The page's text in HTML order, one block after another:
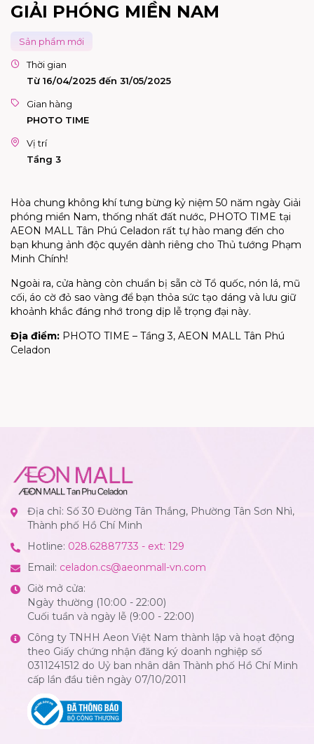
GIẢI PHÓNG MIỀN NAM
Sản phẩm mới
Thời gian
Từ 16/04/2025 đến 31/05/2025
Gian hàng
PHOTO TIME
Vị trí
Tầng 3
Hòa chung không khí tưng bừng kỷ niệm 50 năm ngày Giải
phóng miền Nam, thống nhất đất nước, PHOTO TIME tại
AEON MALL Tân Phú Celadon rất tự hào mang đến cho
bạn khung ảnh độc quyền dành riêng cho Thủ tướng Phạm
Minh Chính!
Ngoài ra, cửa hàng còn chuẩn bị sẵn cờ Tổ quốc, nón lá, mũ
cối, áo cờ đỏ sao vàng để bạn thỏa sức tạo dáng và lưu giữ
khoảnh khắc đáng nhớ trong dịp lễ trọng đại này.
Địa điểm: PHOTO TIME – Tầng 3, AEON MALL Tân Phú
Celadon
Địa chỉ: Số 30 Đường Tân Thắng, Phường Tân Sơn Nhì,
Thành phố Hồ Chí Minh
Hotline: 028.62887733 - ext: 129
Email: celadon.cs@aeonmall-vn.com
Giờ mở cửa:
Ngày thường (10:00 - 22:00)
Cuối tuần và ngày lễ (9:00 - 22:00)
Công ty TNHH Aeon Việt Nam thành lập và hoạt động
theo Giấy chứng nhận đăng ký doanh nghiệp số
0311241512 do Uỷ ban nhân dân Thành phố Hồ Chí Minh
cấp lần đầu tiên ngày 07/10/2011